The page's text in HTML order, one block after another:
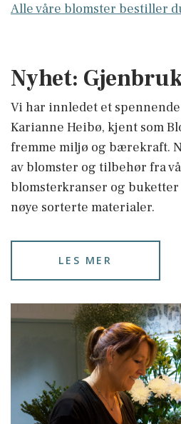
Alle våre blomster bestiller
Nyhet:
Vi har innledet et
Karianne Heibø, kjent som
fremme miljø og bærekraft.
av blomster og tilbehør fra
blomsterkranser og buketter
nøye sorterte materialer.
LES MER